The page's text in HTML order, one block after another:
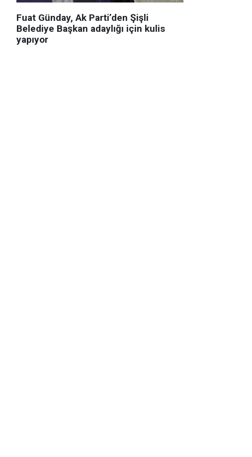
Fuat Günday, Ak Parti’den Şişli
Belediye Başkan adaylığı için kulis
yapıyor